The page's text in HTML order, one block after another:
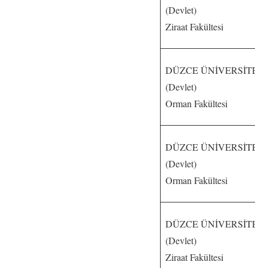
(Devlet)
Ziraat Fakültesi
DÜZCE
(Devlet)
Orman Fakültesi
DÜZCE
(Devlet)
Orman Fakültesi
DÜZCE
(Devlet)
Ziraat Fakültesi